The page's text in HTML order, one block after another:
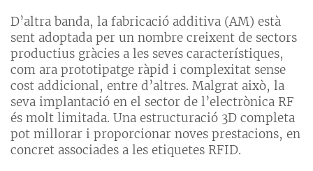
D’altra banda, la fabricació additiva (AM) està
sent adoptada per un nombre creixent de sectors
productius gràcies a les seves característiques,
com ara prototipatge ràpid i complexitat sense
cost addicional, entre d’altres. Malgrat això, la
seva implantació en el sector de l’electrònica RF
és molt limitada. Una estructuració 3D completa
pot millorar i proporcionar noves prestacions, en
concret associades a les etiquetes RFID.